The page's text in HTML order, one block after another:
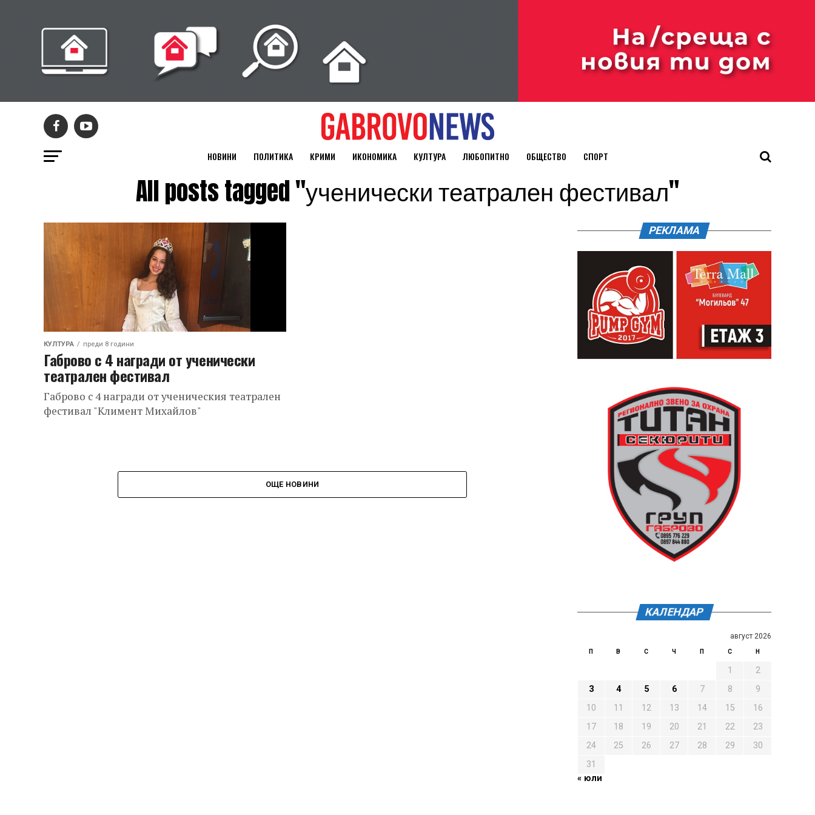
НОВИНИ ПОЛИТИКА КРИМИ ИКОНОМИКА КУЛТУРА ЛЮБОПИТНО ОБЩЕСТВО СПОРТ
All posts tagged "ученически театрален фестивал"
КУЛТУРА преди 8 години
Габрово с 4 награди от ученически
театрален фестивал
Габрово с 4 награди от ученическия театрален
фестивал "Климент Михайлов"
ОЩЕ НОВИНИ
РЕКЛАМА
КАЛЕНДАР
август 2026
П В С Ч П С Н
1
2
3
4 5 6 7 8
9
10
11 12 13 14 15
16
17
18 19 20 21 22
23
24
25 26 27 28 29
30
31
« юли